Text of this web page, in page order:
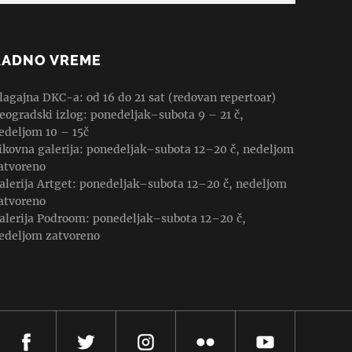
VREME
DKC-a: od 16 do 21 sat (redovan repertoar)
izlog: ponedeljak–subota 9 – 21 č,
10 – 15č
galerija: ponedeljak–subota 12–20 č, nedeljom
Artget: ponedeljak–subota 12–20 č, nedeljom
Podroom: ponedeljak–subota 12–20 č,
zatvoreno